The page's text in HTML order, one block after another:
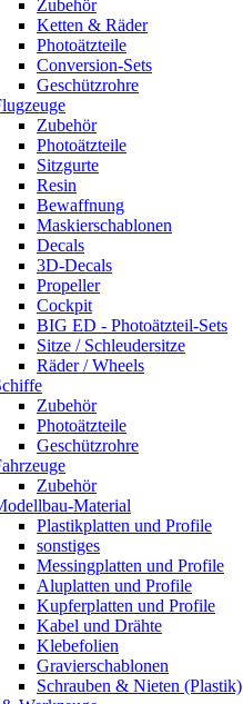
Zubehör
Ketten & Räder
Photoätzteile
Conversion-Sets
Geschützrohre
Zubehör
Photoätzteile
Sitzgurte
Resin
Bewaffnung
Maskierschablonen
Decals
3D-Decals
Propeller
Cockpit
BIG ED - Photoätzteil-Sets
Sitze / Schleudersitze
Räder / Wheels
Zubehör
Photoätzteile
Geschützrohre
Zubehör
Material
Plastikplatten und Profile
sonstiges
Messingplatten und Profile
Aluplatten und Profile
Kupferplatten und Profile
Kabel und Drähte
Klebefolien
Gravierschablonen
Schrauben & Nieten (Plastik)